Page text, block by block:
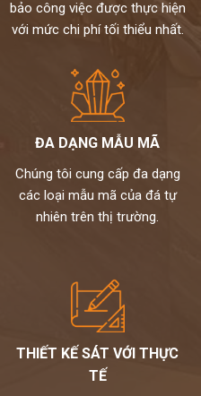
bảo công việc được thực hiện
với mức chi phí tối thiểu nhất.
ĐA DẠNG MẪU MÃ
Chúng tôi cung cấp đa dạng
các loại mẫu mã của đá tự
nhiên trên thị trường.
THIẾT KẾ SÁT VỚI THỰC
TẾ